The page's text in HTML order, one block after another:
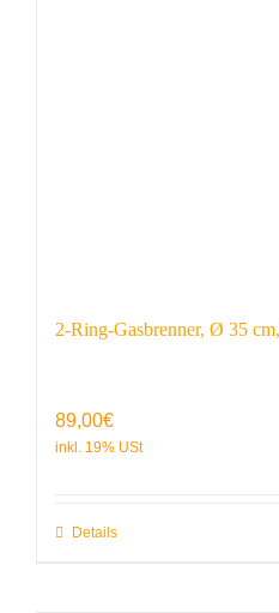
2-Ring-Gasbrenner, Ø 35
89,00€
Details